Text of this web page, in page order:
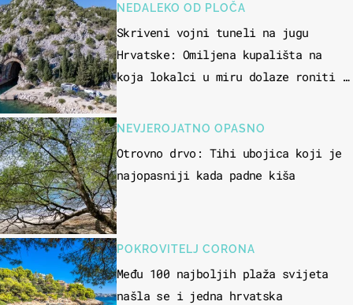
NEDALEKO OD PLOČA
Skriveni vojni tuneli na jugu
Hrvatske: Omiljena kupališta na
koja lokalci u miru dolaze roniti i
NEVJEROJATNO OPASNO
Otrovno drvo: Tihi ubojica koji je
najopasniji kada padne kiša
POKROVITELJ CORONA
Među 100 najboljih plaža svijeta
našla se i jedna hrvatska